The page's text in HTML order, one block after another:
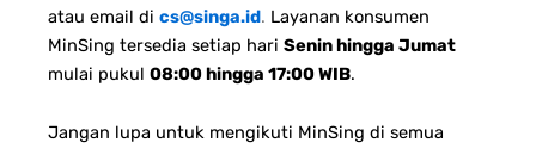
atau email di cs@singa.id. Layanan konsumen
MinSing tersedia setiap hari Senin hingga Jumat
mulai pukul 08:00 hingga 17:00 WIB.
Jangan lupa untuk mengikuti MinSing di semua